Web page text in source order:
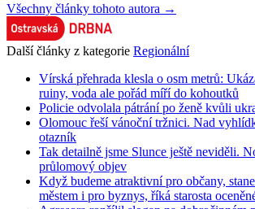
Všechny články tohoto autora →
Další články z kategorie Regionální
Vírská přehrada klesla o osm metrů:
ruiny, voda ale pořád míří do kohoutků
Policie odvolala pátrání po ženě kvůli
Olomouc řeší vánoční tržnici. Nad
otazník
Tak detailně jsme Slunce ještě neviděli.
průlomový objev
Když budeme atraktivní pro občany,
městem i pro byznys, říká starosta